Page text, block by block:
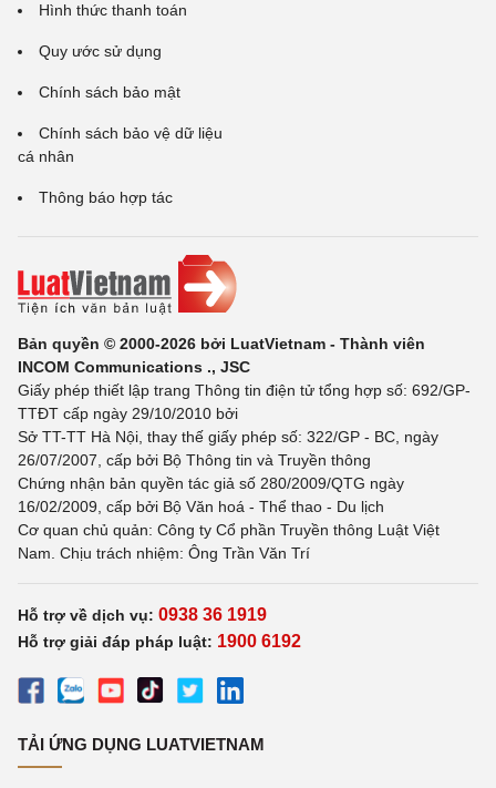
Hình thức thanh toán
Quy ước sử dụng
Chính sách bảo mật
Chính sách bảo vệ dữ liệu
cá nhân
Thông báo hợp tác
Bản quyền © 2000-2026 bởi LuatVietnam - Thành viên
INCOM Communications ., JSC
Giấy phép thiết lập trang Thông tin điện tử tổng hợp số: 692/GP-
TTĐT cấp ngày 29/10/2010 bởi
Sở TT-TT Hà Nội, thay thế giấy phép số: 322/GP - BC, ngày
26/07/2007, cấp bởi Bộ Thông tin và Truyền thông
Chứng nhận bản quyền tác giả số 280/2009/QTG ngày
16/02/2009, cấp bởi Bộ Văn hoá - Thể thao - Du lịch
Cơ quan chủ quản: Công ty Cổ phần Truyền thông Luật Việt
Nam. Chịu trách nhiệm: Ông Trần Văn Trí
Hỗ trợ về dịch vụ: 0938 36 1919
Hỗ trợ giải đáp pháp luật: 1900 6192
TẢI ỨNG DỤNG LUATVIETNAM